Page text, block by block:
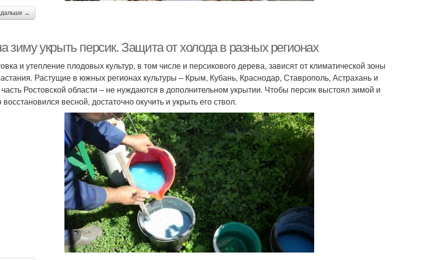
дальше →
зиму укрыть персик. Защита от холода в разных регионах
и утепление плодовых культур, в том числе и персикового дерева, зависят от климатической зоны
Растущие в южных регионах культуры – Крым, Кубань, Краснодар, Ставрополь, Астрахань и
Ростовской области – не нуждаются в дополнительном укрытии. Чтобы персик выстоял зимой и
весной, достаточно окучить и укрыть его ствол.